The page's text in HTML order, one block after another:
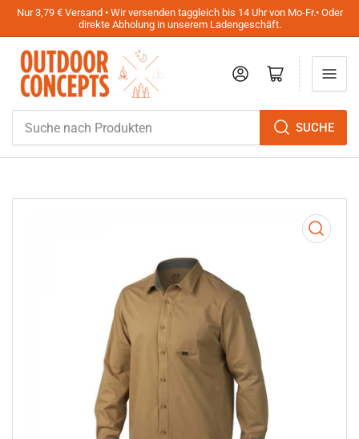
Nur 3,79 € Versand • Wir versenden taggleich bis 14 Uhr von Mo-Fr.• Oder
direkte Abholung in unserem Ladengeschäft.
nach
Produkten
SUCHE
AnmeldenMini-Warenkorb öffnen
Medien